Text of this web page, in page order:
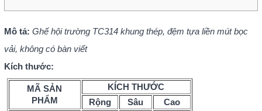
Mô tả: Ghế hội trường TC314 khung thép, đệm tựa liền mút bọc
vải, không có bàn viết
Kích thước:
MÃ SẢN
PHẨM
KÍCH THƯỚC
Rộng
Sâu
Cao